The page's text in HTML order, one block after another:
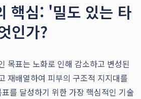
핵심: '밀도 있는 타
인가?
목표는 노화로 인해 감소하고 변성된
재배열하여 피부의 구조적 지지대를
를 달성하기 위한 가장 핵심적인 기술